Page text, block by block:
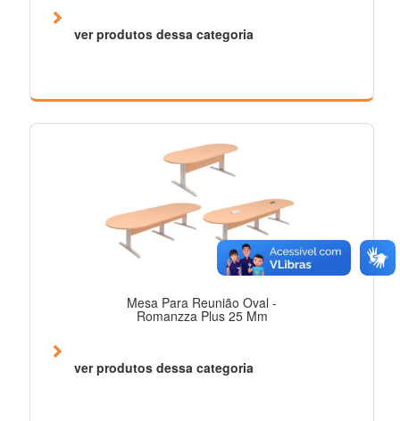
ver produtos dessa categoria
Mesa Para Reunião Oval -
Romanzza Plus 25 Mm
ver produtos dessa categoria